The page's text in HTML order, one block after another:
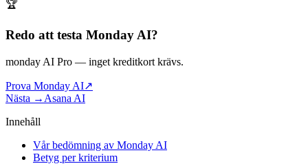
🏆
Redo att testa Monday AI?
monday AI Pro — inget kreditkort krävs.
Prova Monday AI↗
Nästa → Asana AI
Innehåll
Vår bedömning av Monday AI
Betyg per kriterium